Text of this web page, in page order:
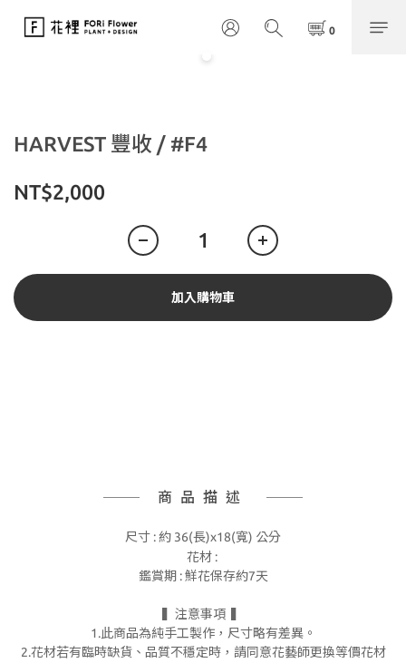
HARVEST 豐收 / #F4
NT$2,000
加入購物車
商品描述
尺寸 : 約 36(長)x18(寬) 公分
花材 :
鑑賞期 : 鮮花保存約7天
▍注意事項 ▍
1.此商品為純手工製作，尺寸略有差異。
2.花材若有臨時缺貨、品質不穩定時，請同意花藝師更換等價花材